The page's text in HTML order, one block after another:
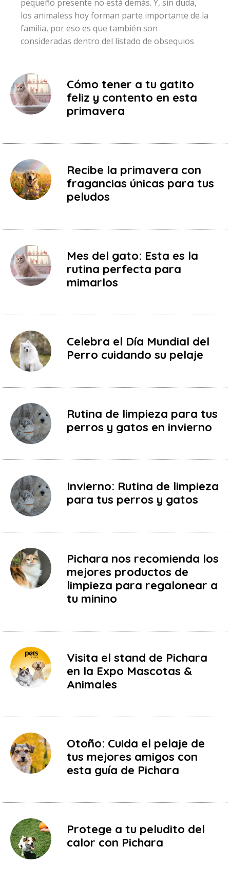
pequeño presente no está demás. Y, sin duda,
los animaless hoy forman parte importante de la
familia, por eso es que también son
consideradas dentro del listado de obsequios
Cómo tener a tu gatito
feliz y contento en esta
primavera
Recibe la primavera con
fragancias únicas para tus
peludos
Mes del gato: Esta es la
rutina perfecta para
mimarlos
Celebra el Día Mundial del
Perro cuidando su pelaje
Rutina de limpieza para tus
perros y gatos en invierno
Invierno: Rutina de limpieza
para tus perros y gatos
Pichara nos recomienda los
mejores productos de
limpieza para regalonear a
tu minino
Visita el stand de Pichara
en la Expo Mascotas &
Animales
Otoño: Cuida el pelaje de
tus mejores amigos con
esta guía de Pichara
Protege a tu peludito del
calor con Pichara